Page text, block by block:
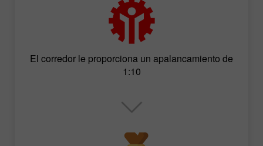
El corredor le proporciona un apalancamiento de
1:10